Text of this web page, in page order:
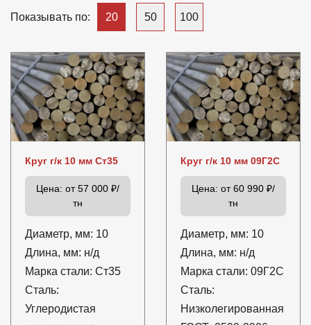
140 150 160
260 270 280 290 300
Показывать по: 20 50 100
Круг г/к 10 мм Ст35
Цена: от 57 000 ₽/
тн
Диаметр, мм: 10
Длина, мм: н/д
Марка стали: Ст35
Сталь:
Углеродистая
Круг г/к 10 мм 09Г2С
Цена: от 60 990 ₽/
тн
Диаметр, мм: 10
Длина, мм: н/д
Марка стали: 09Г2С
Сталь:
Низколегированная